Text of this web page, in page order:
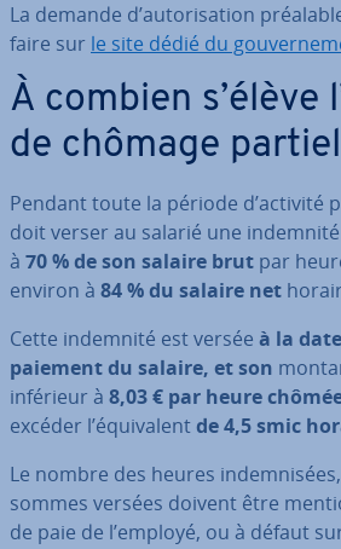
La demande d’au­to­ri­sa­tion
faire sur le site dédié du
À combien s’élève
de chômage
Pendant toute la période d’activité
doit verser au salarié une
à 70 % de son salaire brut par
environ à 84 % du salaire net
Cette indemnité est versée à la
paiement du salaire, et son
inférieur à 8,03 € par heure
excéder l’équi­valentde 4,5 smic
Le nombre des heures
sommes versées doivent être
de paie de l’employé, ou à défaut